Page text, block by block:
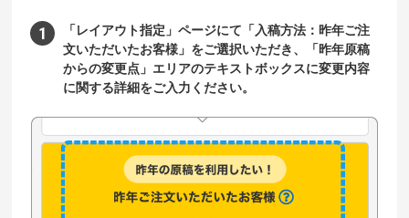
「レイアウト指定」ページにて「入稿方法：昨年ご注
文いただいたお客様」をご選択いただき、「昨年原稿
からの変更点」エリアのテキストボックスに変更内容
に関する詳細をご入力ください。